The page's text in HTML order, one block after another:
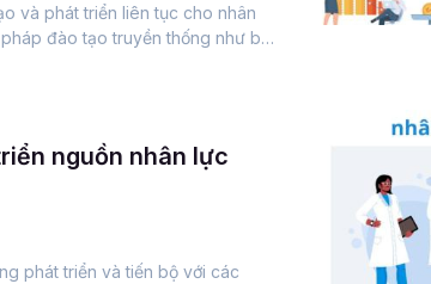
và phát triển liên tục cho nhân
đào tạo truyền thống như bài
nguồn nhân lực
phát triển và tiến bộ với các